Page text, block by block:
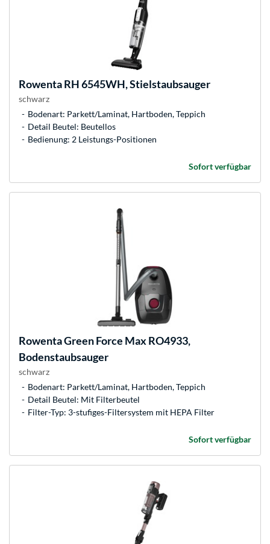
RowentaRH 6545WH, Stielstaubsauger
schwarz
Bodenart: Parkett/Laminat, Hartboden, Teppich
Detail Beutel: Beutellos
Bedienung: 2 Leistungs-Positionen
Sofort verfügbar
RowentaGreen Force Max RO4933,
Bodenstaubsauger
schwarz
Bodenart: Parkett/Laminat, Hartboden, Teppich
Detail Beutel: Mit Filterbeutel
Filter-Typ: 3-stufiges-Filtersystem mit HEPA Filter
Sofort verfügbar